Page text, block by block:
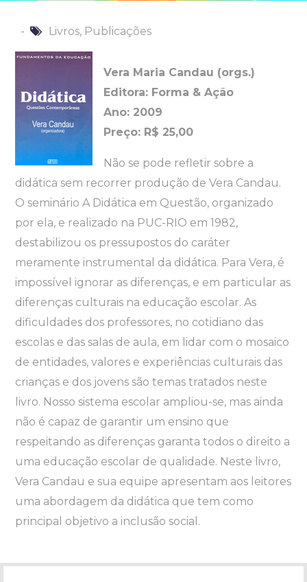
Livros, Publicações
Vera Maria Candau (orgs.)
Editora: Forma & Ação
Ano: 2009
Preço: R$ 25,00
Não se pode refletir sobre a
didática sem recorrer produção de Vera Candau.
O seminário A Didática em Questão, organizado
por ela, e realizado na PUC-RIO em 1982,
destabilizou os pressupostos do caráter
meramente instrumental da didática. Para Vera, é
impossível ignorar as diferenças, e em particular as
diferenças culturais na educação escolar. As
dificuldades dos professores, no cotidiano das
escolas e das salas de aula, em lidar com o mosaico
de entidades, valores e experiências culturais das
crianças e dos jovens são temas tratados neste
livro. Nosso sistema escolar ampliou-se, mas ainda
não é capaz de garantir um ensino que
respeitando as diferenças garanta todos o direito a
uma educação escolar de qualidade. Neste livro,
Vera Candau e sua equipe apresentam aos leitores
uma abordagem da didática que tem como
principal objetivo a inclusão social.